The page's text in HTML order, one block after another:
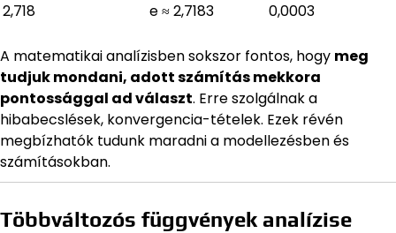
2,718
e ≈ 2,7183 0,0003
A matematikai analízisben sokszor fontos, hogy meg
tudjuk mondani, adott számítás mekkora
pontossággal ad választ. Erre szolgálnak a
hibabecslések, konvergencia-tételek. Ezek révén
megbízhatók tudunk maradni a modellezésben és
számításokban.
Többváltozós függvények analízise